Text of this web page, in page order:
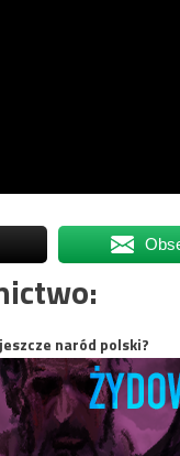
naród polski?